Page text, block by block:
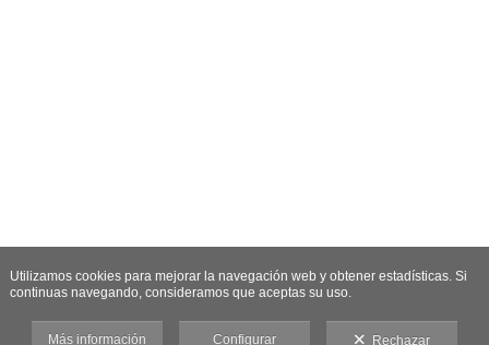
Utilizamos cookies para mejorar la navegación web y obtener estadísticas. Si
continuas navegando, consideramos que aceptas su uso.
Más información Configurar Rechazar